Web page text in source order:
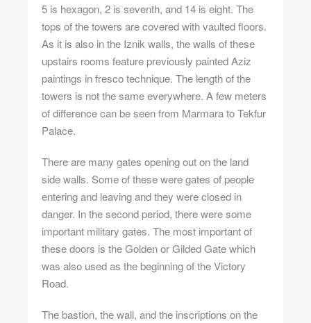
5 is hexagon, 2 is seventh, and 14 is eight. The
tops of the towers are covered with vaulted floors.
As it is also in the Iznik walls, the walls of these
upstairs rooms feature previously painted Aziz
paintings in fresco technique. The length of the
towers is not the same everywhere. A few meters
of difference can be seen from Marmara to Tekfur
Palace.
There are many gates opening out on the land
side walls. Some of these were gates of people
entering and leaving and they were closed in
danger. In the second period, there were some
important military gates. The most important of
these doors is the Golden or Gilded Gate which
was also used as the beginning of the Victory
Road.
The bastion, the wall, and the inscriptions on the